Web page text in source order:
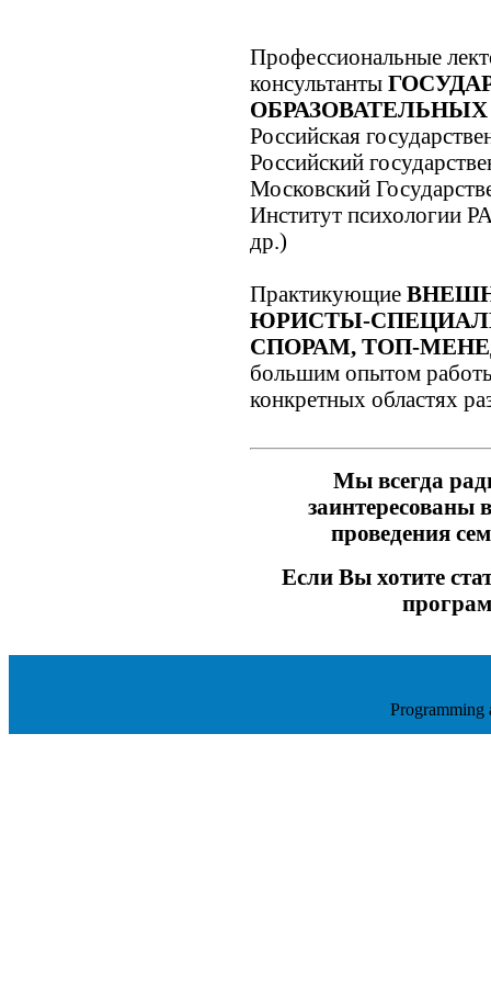
Профессиональные
консультанты
Российская
Российский
Московский
Институт психологии
др.)
Практикующие
ЮРИСТЫ-
СПОРАМ, ТОП-
большим опытом
конкретных областях
Мы всегда
заинтересованы
проведения
Если Вы хотите
Programming